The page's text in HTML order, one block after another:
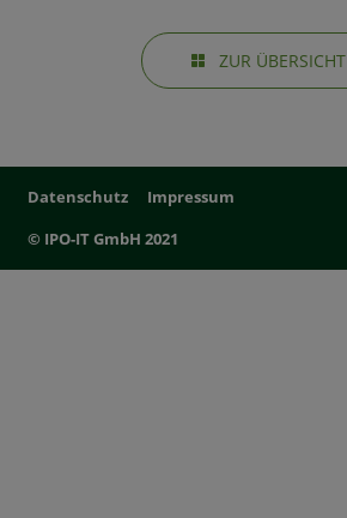
ZUR ÜBERSICHT
Datenschutz
Impressum
© IPO-IT GmbH 2021